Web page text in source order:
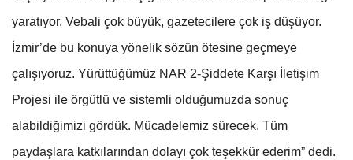
yaratıyor. Vebali çok büyük, gazetecilere çok iş düşüyor.
İzmir’de bu konuya yönelik sözün ötesine geçmeye
çalışıyoruz. Yürüttüğümüz NAR 2-Şiddete Karşı İletişim
Projesi ile örgütlü ve sistemli olduğumuzda sonuç
alabildiğimizi gördük. Mücadelemiz sürecek. Tüm
paydaşlara katkılarından dolayı çok teşekkür ederim” dedi.